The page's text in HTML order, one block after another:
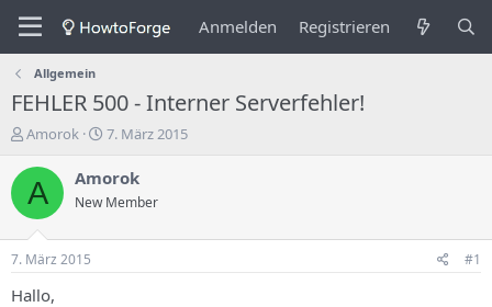
Anmelden Registrieren
Allgemein
FEHLER 500 - Interner Serverfehler!
E
s
t
e
l
e
r
Amorok
E
s
e
7. März 2015
A Amorok
New Member
7. März 2015 #1
Hallo,